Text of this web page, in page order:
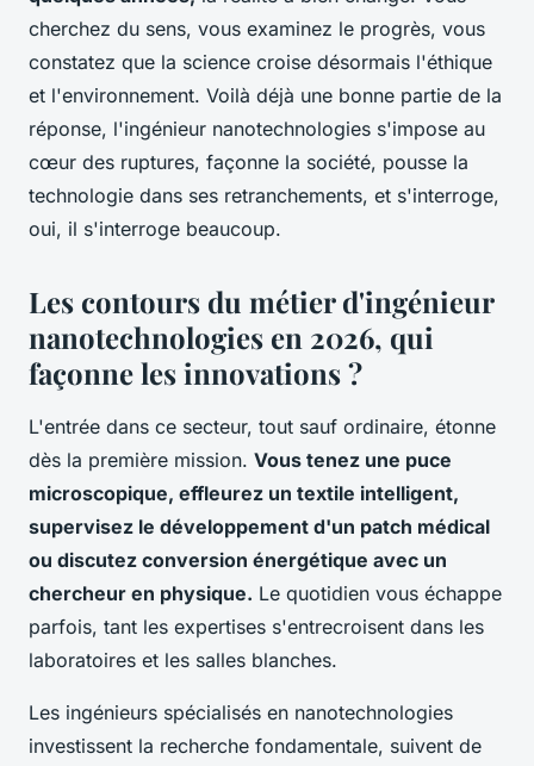
cherchez du sens, vous examinez le progrès, vous
constatez que la science croise désormais l'éthique
et l'environnement. Voilà déjà une bonne partie de la
réponse, l'ingénieur nanotechnologies s'impose au
cœur des ruptures, façonne la société, pousse la
technologie dans ses retranchements, et s'interroge,
oui, il s'interroge beaucoup.
Les contours du métier d'ingénieur
nanotechnologies en 2026, qui
façonne les innovations ?
L'entrée dans ce secteur, tout sauf ordinaire, étonne
dès la première mission. Vous tenez une puce
microscopique, effleurez un textile intelligent,
supervisez le développement d'un patch médical
ou discutez conversion énergétique avec un
chercheur en physique. Le quotidien vous échappe
parfois, tant les expertises s'entrecroisent dans les
laboratoires et les salles blanches.
Les ingénieurs spécialisés en nanotechnologies
investissent la recherche fondamentale, suivent de